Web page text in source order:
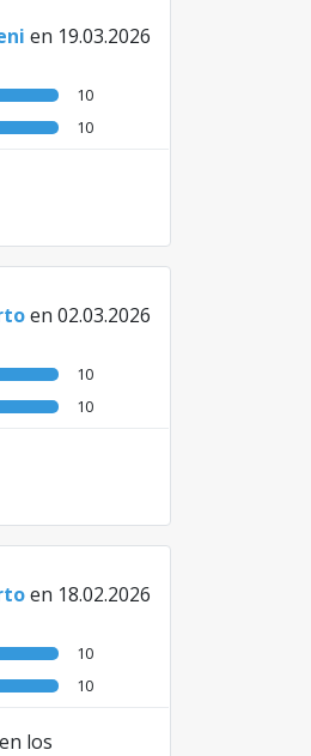
en 19.03.2026
10
10
en 02.03.2026
10
10
en 18.02.2026
10
10
los